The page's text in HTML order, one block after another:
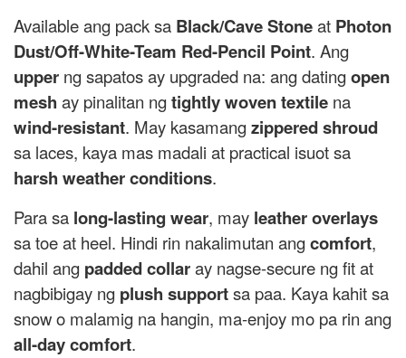
Available ang pack sa Black/Cave Stoneat Photon
Dust/Off-White-Team Red-Pencil Point. Ang
upper ng sapatos ay upgraded na: ang datingopen
mesh ay pinalitan ngtightly woven textile na
wind-resistant. May kasamangzippered shroud
sa laces, kaya mas madali at practical isuot sa
harsh weather conditions.
Para sa long-lasting wear, may leather overlays
sa toe at heel. Hindi rin nakalimutan angcomfort,
dahil ang padded collaray nagse-secure ng fit at
nagbibigay ng plush supportsa paa. Kaya kahit sa
snow o malamig na hangin, ma-enjoy mo pa rin ang
all-day comfort.